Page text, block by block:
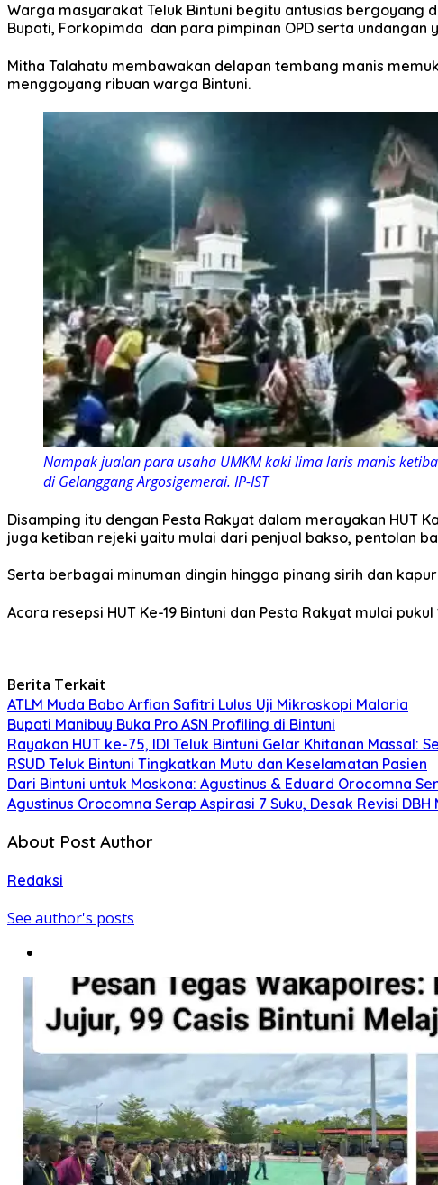
Warga masyarakat Teluk Bintuni begitu antusias
Bupati, Forkopimda dan para pimpinan OPD serta
Mitha Talahatu membawakan delapan tembang manis
menggoyang ribuan warga Bintuni.
Nampak jualan para usaha UMKM kaki lima laris manis
di Gelanggang Argosigemerai. IP-IST
Disamping itu dengan Pesta Rakyat dalam merayakan HUT
juga ketiban rejeki yaitu mulai dari penjual bakso, pentolan
Serta berbagai minuman dingin hingga pinang sirih dan
Acara resepsi HUT Ke-19 Bintuni dan Pesta Rakyat mulai
Berita Terkait
ATLM Muda Babo Arfian Safitri Lulus Uji Mikroskopi Malaria
Bupati Manibuy Buka Pro ASN Profiling di Bintuni
Rayakan HUT ke-75, IDI Teluk Bintuni Gelar Khitanan Massal:
RSUD Teluk Bintuni Tingkatkan Mutu dan Keselamatan Pasien
Dari Bintuni untuk Moskona: Agustinus & Eduard Orocomna
Agustinus Orocomna Serap Aspirasi 7 Suku, Desak Revisi
About Post Author
Redaksi
See author's posts